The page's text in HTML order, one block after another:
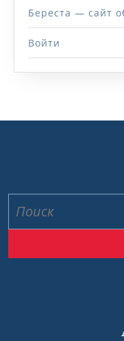
Береста — сайт
Войти